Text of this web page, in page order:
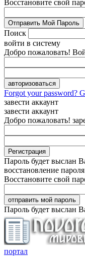
Восстановите свой
Поиск
войти в систему
Добро пожаловать!
Forgot your password?
завести аккаунт
завести аккаунт
Добро пожаловать!
Пароль будет выслан
восстановление пароля
Восстановите свой
Пароль будет выслан
портал